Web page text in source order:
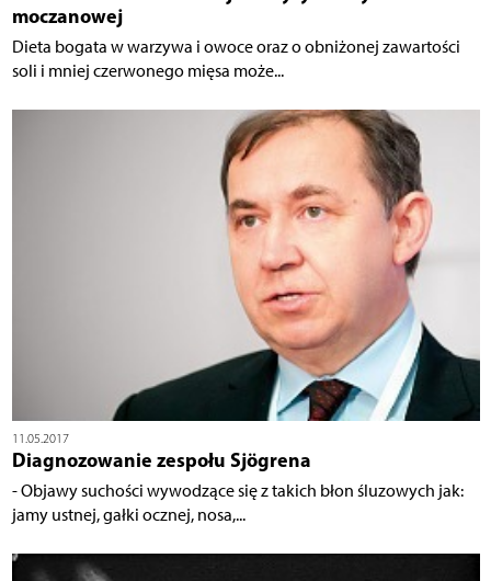
moczanowej
Dieta bogata w warzywa i owoce oraz o obniżonej zawartości
soli i mniej czerwonego mięsa może...
11.05.2017
Diagnozowanie zespołu Sjögrena
- Objawy suchości wywodzące się z takich błon śluzowych jak:
jamy ustnej, gałki ocznej, nosa,...